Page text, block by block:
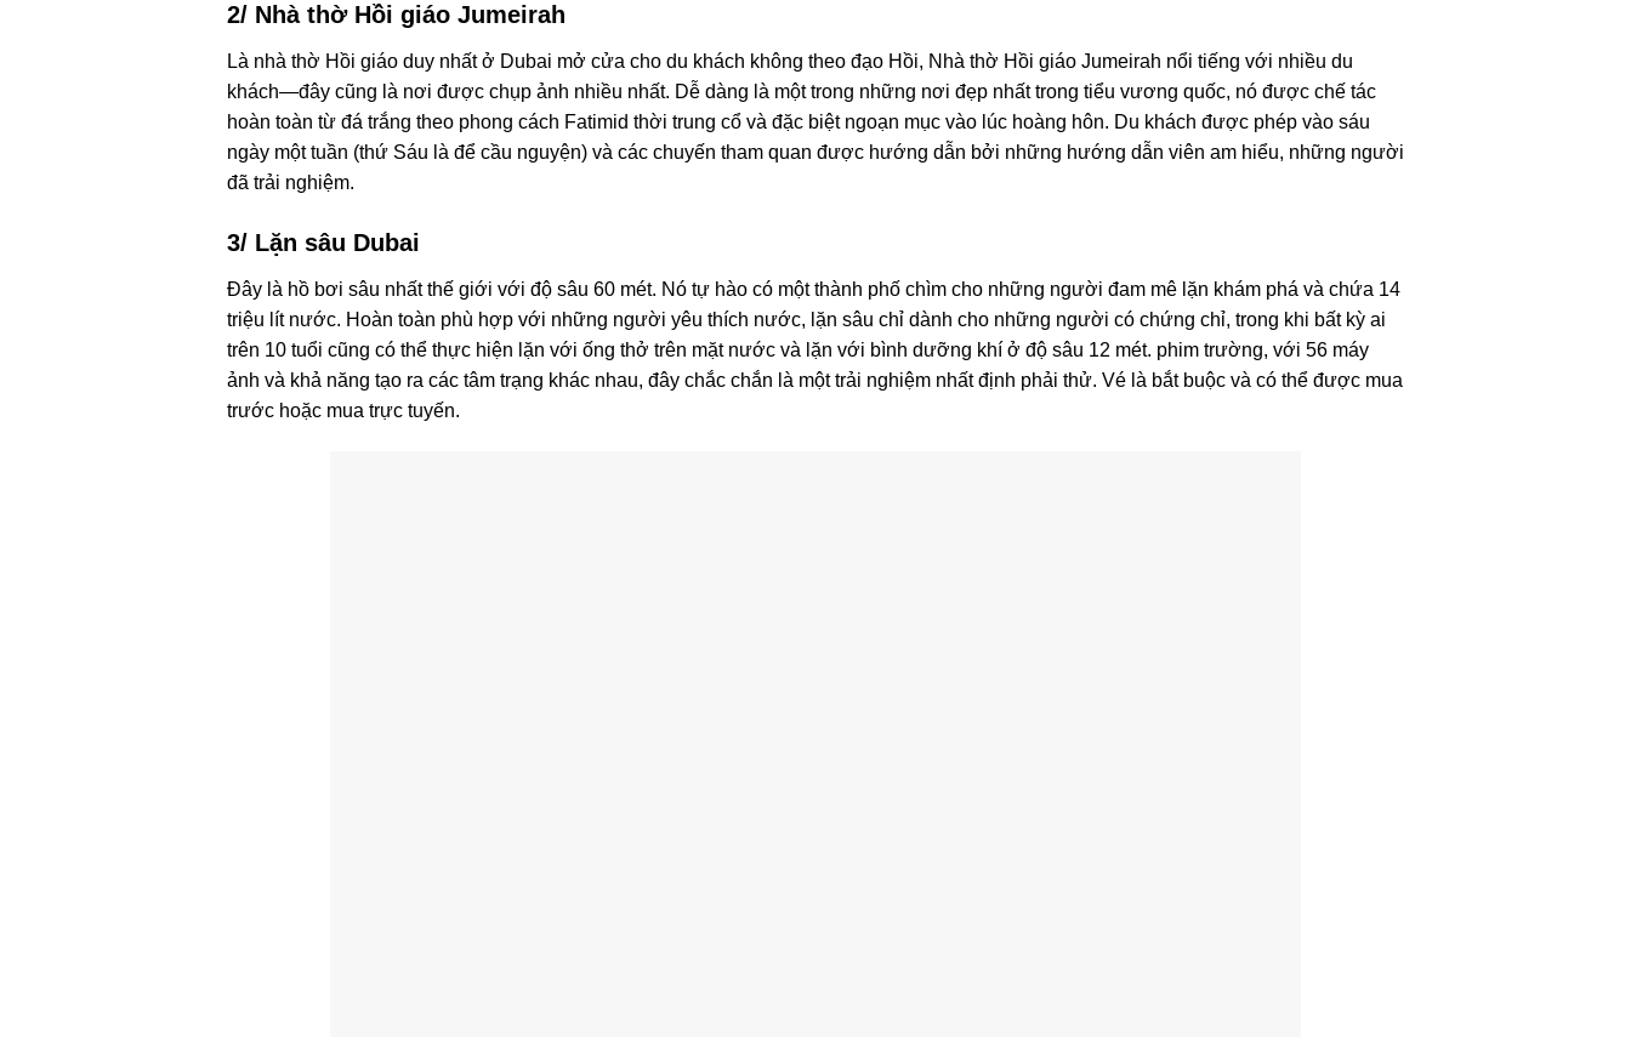
2/ Nhà thờ Hồi giáo Jumeirah
Là nhà thờ Hồi giáo duy nhất ở Dubai mở cửa cho du khách không theo đạo Hồi, Nhà thờ Hồi giáo Jumeirah nổi tiếng với nhiều du
khách—đây cũng là nơi được chụp ảnh nhiều nhất. Dễ dàng là một trong những nơi đẹp nhất trong tiểu vương quốc, nó được chế tác
hoàn toàn từ đá trắng theo phong cách Fatimid thời trung cổ và đặc biệt ngoạn mục vào lúc hoàng hôn. Du khách được phép vào sáu
ngày một tuần (thứ Sáu là để cầu nguyện) và các chuyến tham quan được hướng dẫn bởi những hướng dẫn viên am hiểu, những người
đã trải nghiệm.
3/ Lặn sâu Dubai
Đây là hồ bơi sâu nhất thế giới với độ sâu 60 mét. Nó tự hào có một thành phố chìm cho những người đam mê lặn khám phá và chứa 14
triệu lít nước. Hoàn toàn phù hợp với những người yêu thích nước, lặn sâu chỉ dành cho những người có chứng chỉ, trong khi bất kỳ ai
trên 10 tuổi cũng có thể thực hiện lặn với ống thở trên mặt nước và lặn với bình dưỡng khí ở độ sâu 12 mét. phim trường, với 56 máy
ảnh và khả năng tạo ra các tâm trạng khác nhau, đây chắc chắn là một trải nghiệm nhất định phải thử. Vé là bắt buộc và có thể được mua
trước hoặc mua trực tuyến.